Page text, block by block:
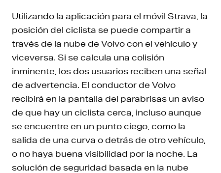
Utilizando la aplicación para el móvil Strava, la
posición del ciclista se puede compartir a
través de la nube de Volvo con el vehículo y
viceversa. Si se calcula una colisión
inminente, los dos usuarios reciben una señal
de advertencia. El conductor de Volvo
recibirá en la pantalla del parabrisas un aviso
de que hay un ciclista cerca, incluso aunque
se encuentre en un punto ciego, como la
salida de una curva o detrás de otro vehículo,
o no haya buena visibilidad por la noche. La
solución de seguridad basada en la nube